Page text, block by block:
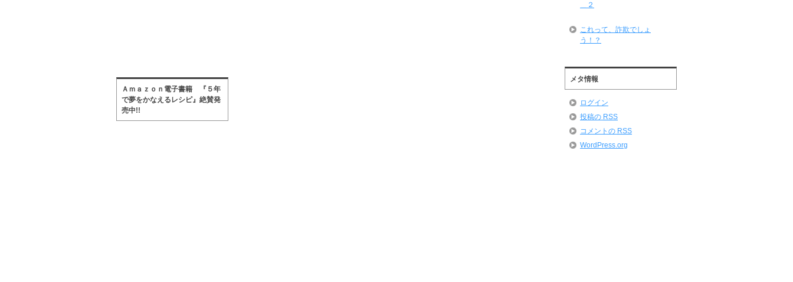
Ａｍａｚｏｎ電子書籍 『５年
で夢をかなえるレシピ』絶賛発
売中!!
＿２
これって、詐欺でしょ
う！？
メタ情報
ログイン
投稿の RSS
コメントの RSS
WordPress.org